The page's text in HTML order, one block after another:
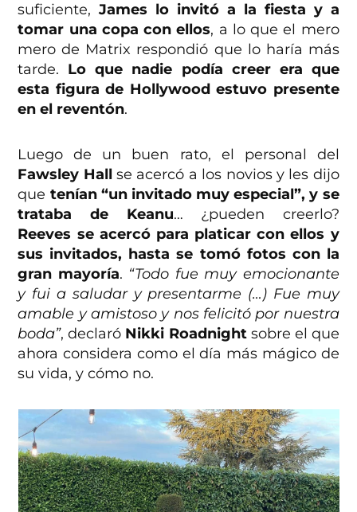
suficiente,James lo invitó a la fiesta y a
tomar una copa con ellos, a lo que el mero
mero de Matrix respondió que lo haría más
tarde. Lo que nadie podía creer era que
esta figura de Hollywood estuvo presente
en el reventón.
Luego de un buen rato, el personal del
Fawsley Hall se acercó a los novios y les dijo
que tenían “un invitado muy especial”, y se
trataba de Keanu… ¿pueden creerlo?
Reeves se acercó para platicar con ellos y
sus invitados, hasta se tomó fotos con la
gran mayoría. “Todo fue muy emocionante
y fui a saludar y presentarme (…) Fue muy
amable y amistoso y nos felicitó por nuestra
boda”, declaró Nikki Roadnightsobre el que
ahora considera como el día más mágico de
su vida, y cómo no.